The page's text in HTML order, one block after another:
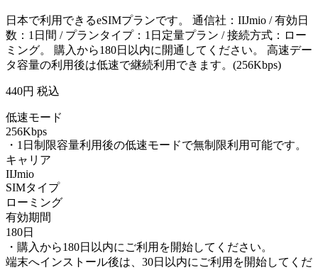
日本で利用できるeSIMプランです。 通信社：IIJmio / 有効日
数：1日間 / プランタイプ：1日定量プラン / 接続方式：ロー
ミング。 購入から180日以内に開通してください。 高速デー
タ容量の利用後は低速で継続利用できます。(256Kbps)
440円 税込
低速モード
256Kbps
・1日制限容量利用後の低速モードで無制限利用可能です。
キャリア
IIJmio
SIMタイプ
ローミング
有効期間
180日
・購入から180日以内にご利用を開始してください。
端末へインストール後は、30日以内にご利用を開始してくだ